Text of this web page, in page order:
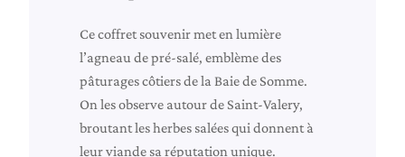
f
r
e
t
s
o
Ce coffret souvenir met en lumière
l’agneau de pré‑salé, emblème des
pâturages côtiers de la Baie de Somme.
On les observe autour de Saint‑Valery,
broutant les herbes salées qui donnent à
leur viande sa réputation unique.